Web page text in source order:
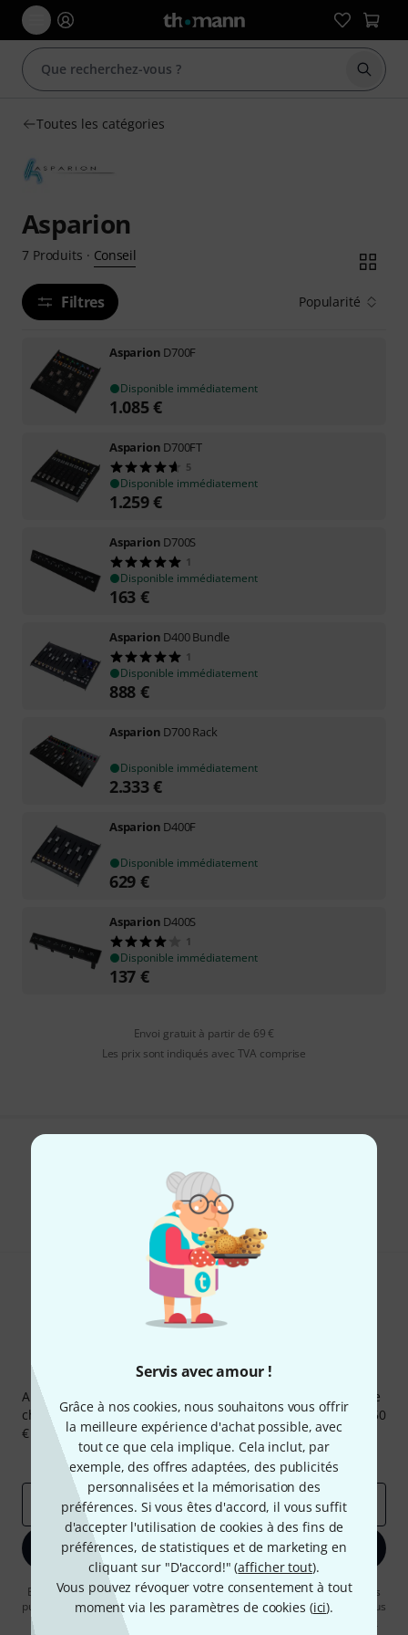
Servis avec amour !
Grâce à nos cookies, nous souhaitons vous offrir
la meilleure expérience d'achat possible, avec
tout ce que cela implique. Cela inclut, par
exemple, des offres adaptées, des publicités
personnalisées et la mémorisation des
préférences. Si vous êtes d'accord, il vous suffit
d'accepter l'utilisation de cookies à des fins de
préférences, de statistiques et de marketing en
cliquant sur "D'accord!" (afficher tout).
Vous pouvez révoquer votre consentement à tout
moment via les paramètres de cookies (ici).
Toutes les catégories
Asparion
7 Produits · Conseil
Filtres Popularité
Asparion D700F
Disponible immédiatement
1.085€
Asparion D700FT
5
Disponible immédiatement
1.259€
Asparion D700S
1
Disponible immédiatement
163 €
Asparion D400 Bundle
1
Disponible immédiatement
888 €
Asparion D700 Rack
Disponible immédiatement
2.333€
Asparion D400F
Disponible immédiatement
629 €
Asparion D400S
1
Disponible immédiatement
137 €
Envoi gratuit à partir de 69 €
Les prix sont indiqués avec TVA comprise
Aide et commentaires
Newsletters Thomann
Abonnez-vous à la newsletter Thomann et, avec un peu de
chance, gagnez l'un des 50 bons d'achat d'une valeur de 50
€ chacun!
Articles inspirants
Deals Aperçus Thomann
Adresse e-mail*
S'inscrire maintenant
En cliquant sur "S'inscrire maintenant", vous acceptez de recevoir des
publicités par e-mail. La désinscription est possible à tout moment. Vous
pouvez trouver plus d'informations à ce sujet dans notre